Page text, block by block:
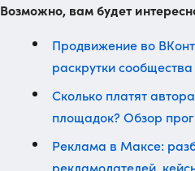
Возможно, вам будет
Продвижение во
раскрутки сообщества
Сколько платят
площадок? Обзор
Реклама в Максе:
рекламодателей,